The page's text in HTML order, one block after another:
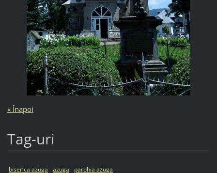
« Înapoi
Tag-uri
biserica azuga azuga parohia azuga